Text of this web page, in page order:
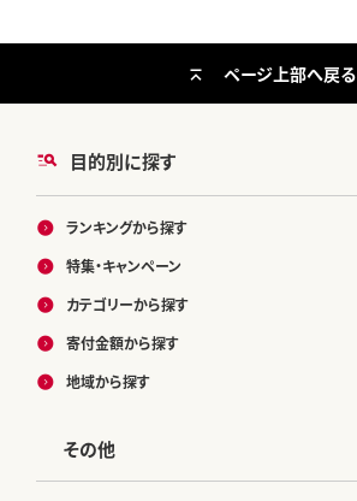
目的別に探す
ランキングから探す
特集・キャンペーン
カテゴリーから探す
寄付金額から探す
地域から探す
その他
ページ上部へ戻る